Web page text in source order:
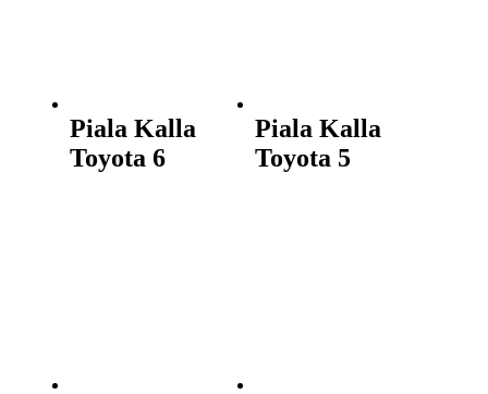
Piala Kalla
Toyota 6
Piala Kalla
Toyota 5